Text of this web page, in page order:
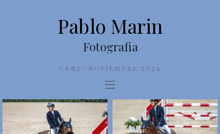
Pablo Marin
Fotografia
CSN2* NOVIEMBRE 2024